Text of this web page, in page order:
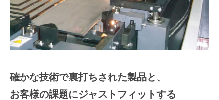
確かな技術で裏打ちされた製品と、
お客様の課題にジャストフィットする